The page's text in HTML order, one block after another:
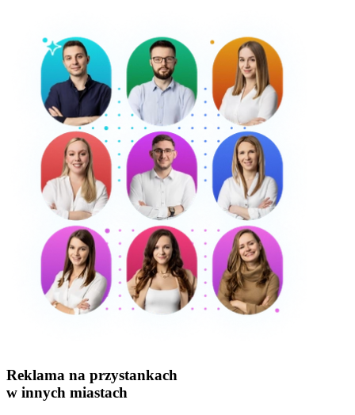
Reklama na przystankach
w innych miastach